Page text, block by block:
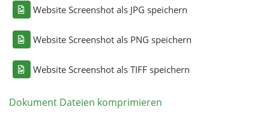
Website Screenshot als JPG speichern
Website Screenshot als PNG speichern
Website Screenshot als TIFF speichern
Dokument Dateien komprimieren